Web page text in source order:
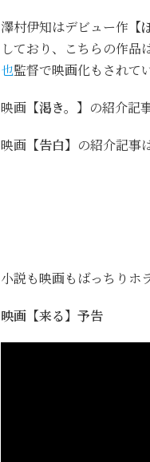
澤村伊知はデビュー作
しており、こちらの作品
也監督で映画化もされて
映画 【渇き。】 の紹介記
映画 【告白】 の紹介記事
小説も映画もばっちりホ
映画【来る】予告